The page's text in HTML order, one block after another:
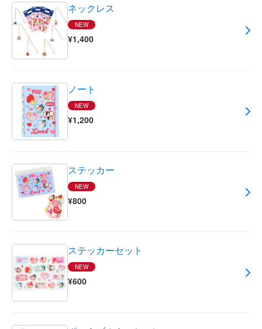
ネックレス
NEW
¥1,400
ノート
NEW
¥1,200
ステッカー
NEW
¥800
ステッカーセット
NEW
¥600